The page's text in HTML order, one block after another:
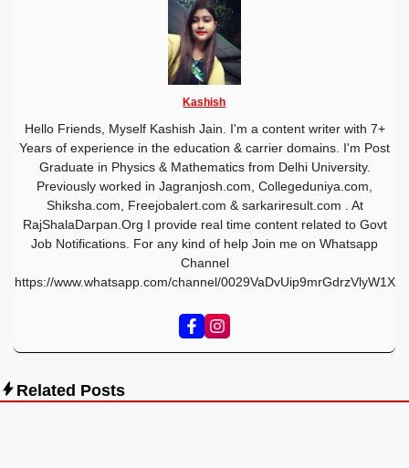
Kashish
Hello Friends, Myself Kashish Jain. I'm a content writer with 7+
Years of experience in the education & carrier domains. I'm Post
Graduate in Physics & Mathematics from Delhi University.
Previously worked in Jagranjosh.com, Collegeduniya.com,
Shiksha.com, Freejobalert.com & sarkariresult.com . At
RajShalaDarpan.Org I provide real time content related to Govt
Job Notifications. For any kind of help Join me on Whatsapp
Channel
https://www.whatsapp.com/channel/0029VaDvUip9mrGdrzVlyW1X
Related Posts